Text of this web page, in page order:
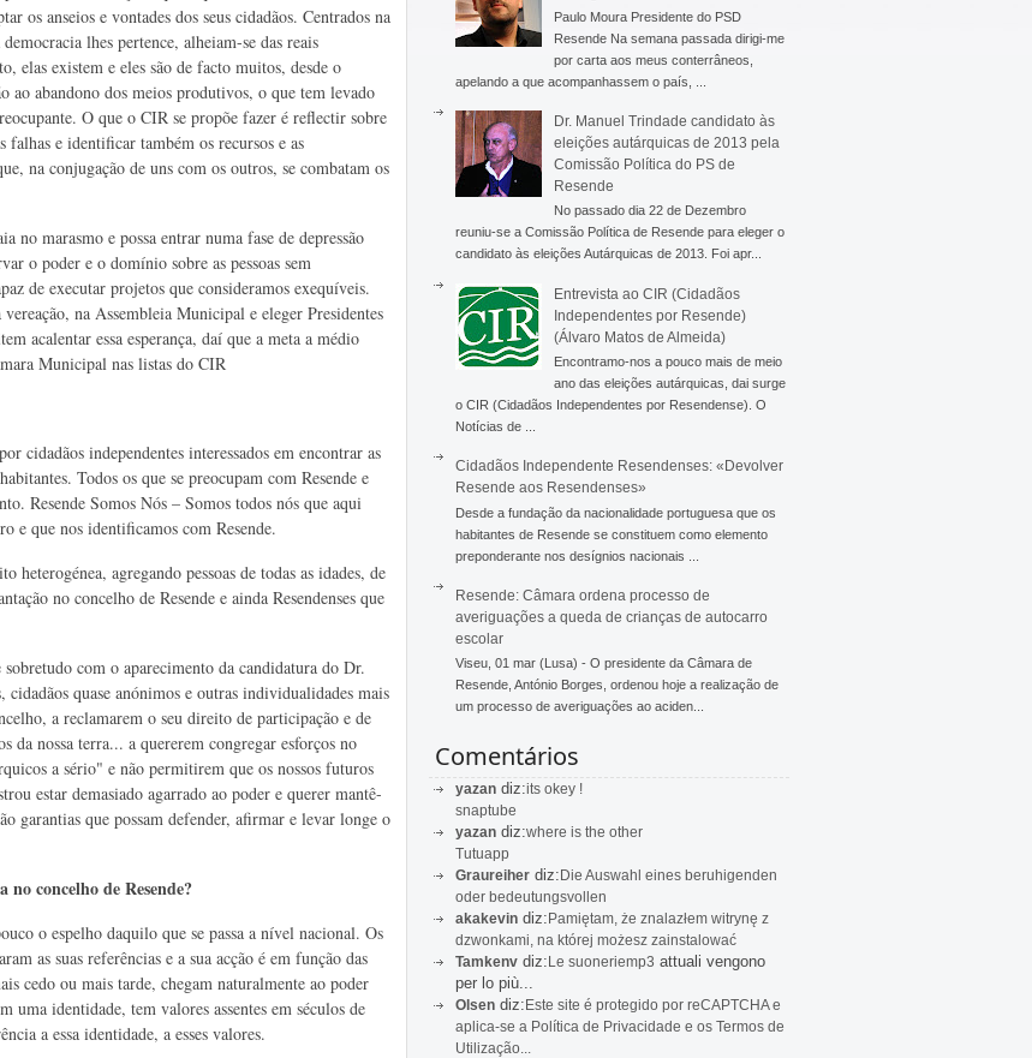
os anseios e vontades dos seus cidadãos. Centrados na
lhes pertence, alheiam-se das reais
elas existem e eles são de facto muitos, desde o
ao abandono dos meios produtivos, o que tem levado
O que o CIR se propõe fazer é reflectir sobre
e identificar também os recursos e as
na conjugação de uns com os outros, se combatam os
no marasmo e possa entrar numa fase de depressão
o poder e o domínio sobre as pessoas sem
de executar projetos que consideramos exequíveis.
na Assembleia Municipal e eleger Presidentes
acalentar essa esperança, daí que a meta a médio
Municipal nas listas do CIR
cidadãos independentes interessados em encontrar as
Todos os que se preocupam com Resende e
Resende Somos Nós – Somos todos nós que aqui
e que nos identificamos com Resende.
agregando pessoas de todas as idades, de
no concelho de Resende e ainda Resendenses que
com o aparecimento da candidatura do Dr.
quase anónimos e outras individualidades mais
a reclamarem o seu direito de participação e de
da nossa terra... a quererem congregar esforços no
a sério" e não permitirem que os nossos futuros
estar demasiado agarrado ao poder e querer mantê-
garantias que possam defender, afirmar e levar longe o
concelho de Resende?
o espelho daquilo que se passa a nível nacional. Os
as suas referências e a sua acção é em função das
cedo ou mais tarde, chegam naturalmente ao poder
uma identidade, tem valores assentes em séculos de
a essa identidade, a esses valores.
Paulo Moura Presidente do PSD
Resende Na semana passada dirigi-me
por carta aos meus conterrâneos,
apelando a que acompanhassem o país, ...
Dr. Manuel Trindade candidato às
eleições autárquicas de 2013 pela
Comissão Política do PS de
Resende
No passado dia 22 de Dezembro
reuniu-se a Comissão Política de Resende para eleger o
candidato às eleições Autárquicas de 2013. Foi apr...
Entrevista ao CIR (Cidadãos
Independentes por Resende)
(Álvaro Matos de Almeida)
Encontramo-nos a pouco mais de meio
ano das eleições autárquicas, dai surge
o CIR (Cidadãos Independentes por Resendense). O
Notícias de ...
Cidadãos Independente Resendenses: «Devolver
Resende aos Resendenses»
Desde a fundação da nacionalidade portuguesa que os
habitantes de Resende se constituem como elemento
preponderante nos desígnios nacionais ...
Resende: Câmara ordena processo de
averiguações a queda de crianças de autocarro
escolar
Viseu, 01 mar (Lusa) - O presidente da Câmara de
Resende, António Borges, ordenou hoje a realização de
um processo de averiguações ao aciden...
Comentários
yazan diz:its okey !
snaptube
yazan diz:where is the other
Tutuapp
Graureiher diz:Die Auswahl eines beruhigenden
oder bedeutungsvollen
akakevin diz:Pamiętam, że znalazłem witrynę z
dzwonkami, na której możesz zainstalować
Tamkenv diz:Le suoneriemp3 attuali vengono
per lo più...
Olsen diz:Este site é protegido por reCAPTCHA e
aplica-se a Política de Privacidade e os Termos de
Utilização...